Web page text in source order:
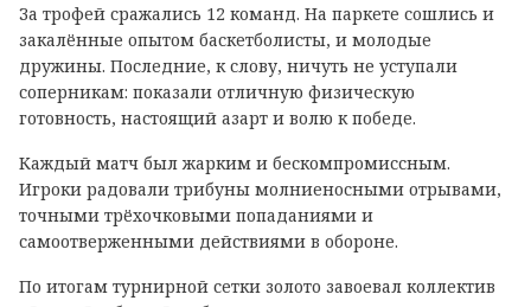
За трофей сражались 12 команд. На паркете сошлись и
закалённые опытом баскетболисты, и молодые
дружины. Последние, к слову, ничуть не уступали
соперникам: показали отличную физическую
готовность, настоящий азарт и волю к победе.
Каждый матч был жарким и бескомпромиссным.
Игроки радовали трибуны молниеносными отрывами,
точными трёхочковыми попаданиями и
самоотверженными действиями в обороне.
По итогам турнирной сетки золото завоевал коллектив